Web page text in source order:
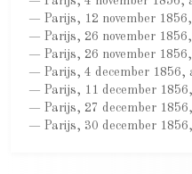
— Parijs, 12 november
— Parijs, 26 november 1856,
— Parijs, 26 november
— Parijs, 4 december 1856,
— Parijs, 11 december
— Parijs, 27 december
— Parijs, 30 december